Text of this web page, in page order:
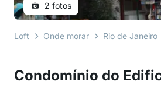
Condomínio do
2 fotos
Loft Onde morar Rio de Janeiro